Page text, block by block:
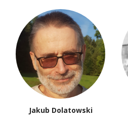
Jakub Dolatowski